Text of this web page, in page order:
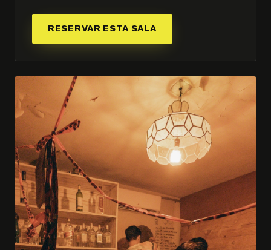
RESERVAR ESTA SALA